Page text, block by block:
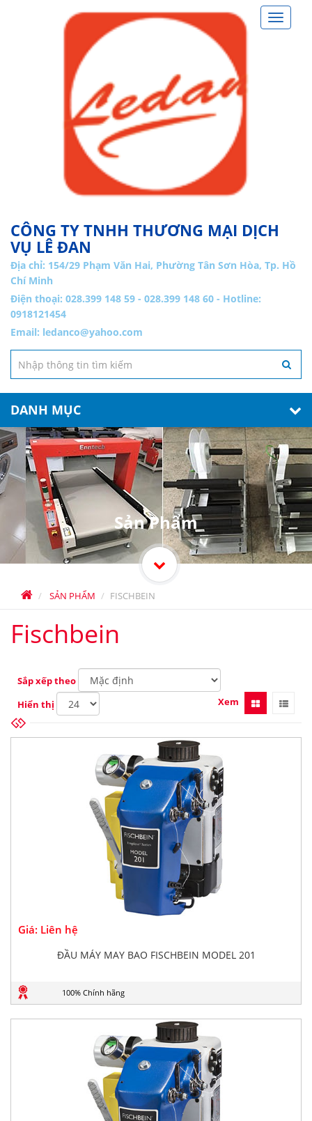
Toggle
CÔNG TY TNHH THƯƠNG MẠI DỊCH
VỤ LÊ ĐAN
Địa chỉ: 154/29 Phạm Văn Hai, Phường Tân Sơn Hòa, Tp. Hồ
Chí Minh
Điện thoại: 028.399 148 59 - 028.399 148 60 - Hotline:
0918121454
Email: ledanco@yahoo.com
DANH MỤC
SẢN PHẨM FISCHBEIN
Sản Phẩm
Fischbein
Sắp xếp theo
Hiển thị
Xem
Giá: Liên hệ
ĐẦU MÁY MAY BAO FISCHBEIN MODEL 201
100% Chính hãng